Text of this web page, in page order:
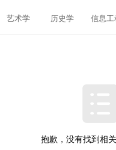
艺术学 历史学 信息工
抱歉，没有找到相